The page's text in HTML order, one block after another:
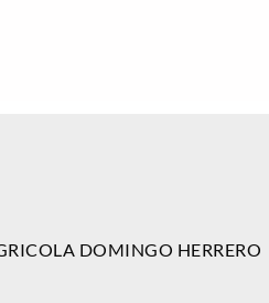
DOMINGO HERRERO